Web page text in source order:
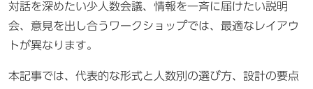
対話を深めたい少人数会議、情報を一斉に届けたい説明
会、意見を出し合うワークショップでは、最適なレイアウ
トが異なります。
本記事では、代表的な形式と人数別の選び方、設計の要点